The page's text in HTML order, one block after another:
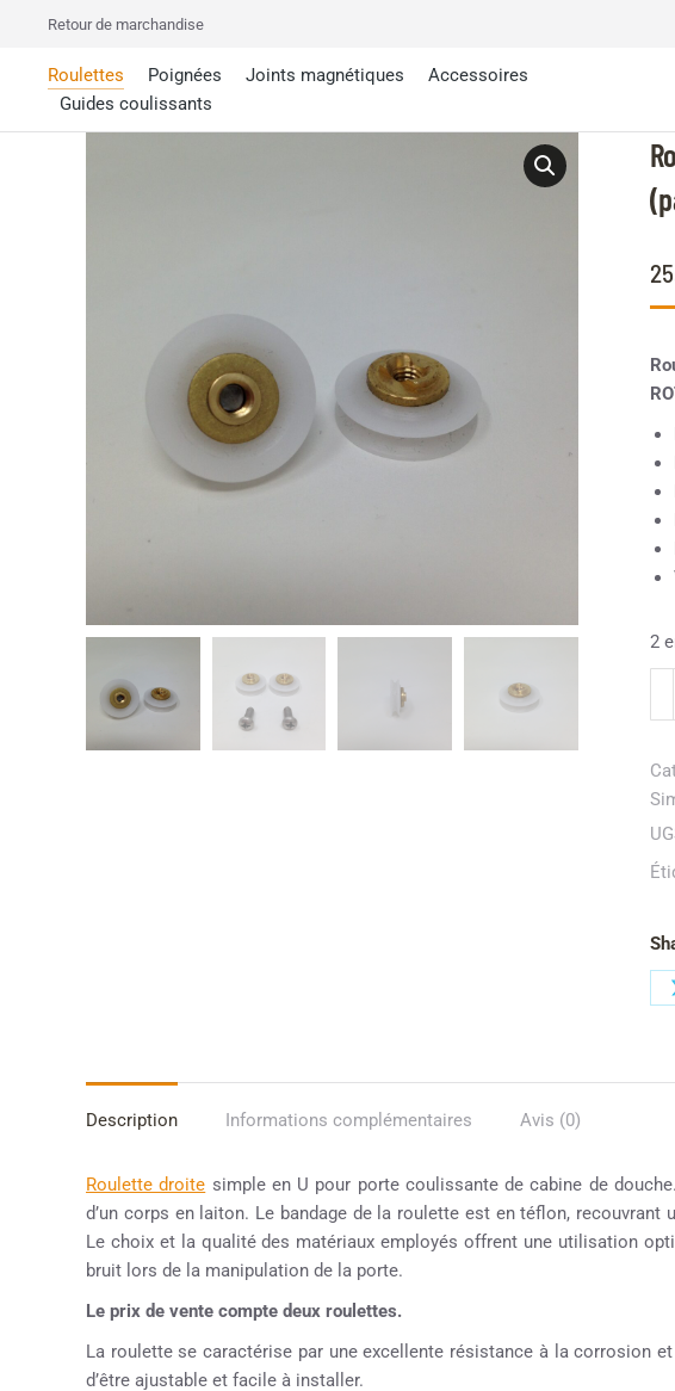
Retour de marchandise
Roulettes Poignées Joints magnétiques
Accessoires
Guides coulissants
2
Description Informations complémentaires Avis (0)
Roulette droite simple en U pour porte coulissante de cabine de douche.
d’un corps en laiton. Le bandage de la roulette est en téflon,
Le choix et la qualité des matériaux employés offrent une utilisation
bruit lors de la manipulation de la porte.
Le prix de vente compte deux roulettes.
La roulette se caractérise par une excellente résistance à la corrosion
d’être ajustable et facile à installer.